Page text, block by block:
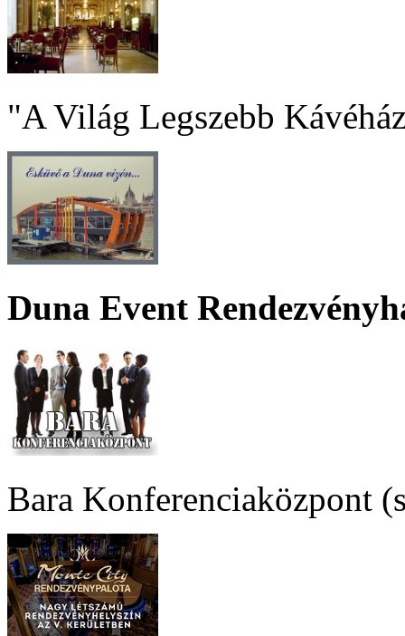
"A Világ Legszebb
Duna Event
Bara Konferenciaközpont